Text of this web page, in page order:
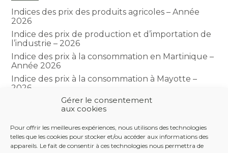
Gérer le consentement
aux cookies
Pour offrir les meilleures expériences, nous utilisons des technologies
telles que les cookies pour stocker et/ou accéder aux informations des
appareils. Le fait de consentir à ces technologies nous permettra de
Indices des prix des produits agricoles – Année
2026
Indice des prix de production et d’importation de
l’industrie – 2026
Indice des prix à la consommation en Martinique –
Année 2026
Indice des prix à la consommation à Mayotte –
2026
Indice du climat des affaires dans le BTP – Année
COMMENTAIRES RÉCENTS